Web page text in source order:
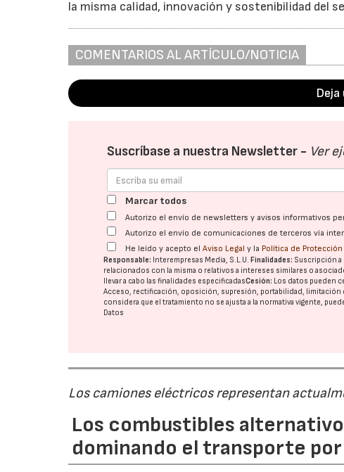
la misma calidad, innovación y sostenibilidad del
COMENTARIOS AL ARTÍCULO/NOTICIA
Suscríbase a nuestra Newsletter - Ver
Marcar todos
Autorizo el envío de newsletters y avisos informativos
Autorizo el envío de comunicaciones de terceros vía
He leído y acepto elAviso Legal y la Política de
Responsable: Interempresas Media, S.L.U. Finalidades: Suscripción a
relacionados con la misma o relativos a intereses similares o
llevar a cabo las finalidades especificadasCesión: Los datos pueden
Acceso, rectificación, oposición, supresión, portabilidad, limitación
considera que el tratamiento no se ajusta a la normativa vigente,
Datos
Los camiones eléctricos representan
Los combustibles
dominando el transporte